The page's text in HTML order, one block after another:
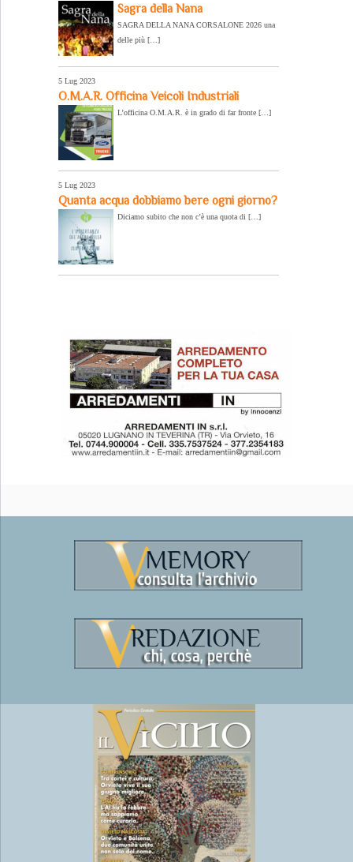
Sagra della Nana
SAGRA DELLA NANA CORSALONE 2026 una
delle più […]
5 Lug 2023
O.M.A.R. Officina Veicoli Industriali
L’officina O.M.A.R. è in grado di far fronte […]
5 Lug 2023
Quanta acqua dobbiamo bere ogni giorno?
Diciamo subito che non c’è una quota di […]